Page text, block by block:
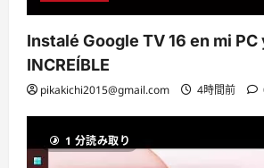
Instalé Google TV 16 en mi PC
INCREÍBLE
pikakichi2015@gmail.com 4時間前
1 分読み取り